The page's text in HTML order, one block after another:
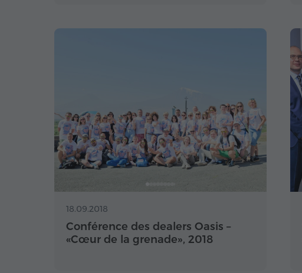
18.09.2018
Conférence des dealers Oasis –
«Cœur de la grenade», 2018